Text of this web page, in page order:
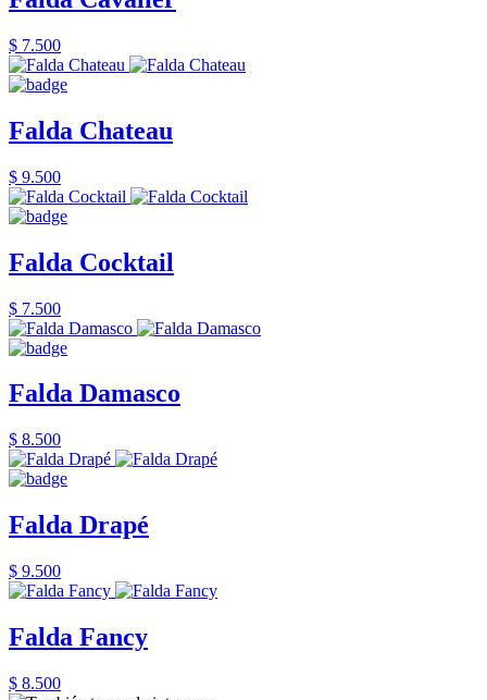
$ 7.500
Falda Chateau
$ 9.500
Falda Cocktail
$ 7.500
Falda Damasco
$ 8.500
Falda Drapé
$ 9.500
Falda Fancy
$ 8.500